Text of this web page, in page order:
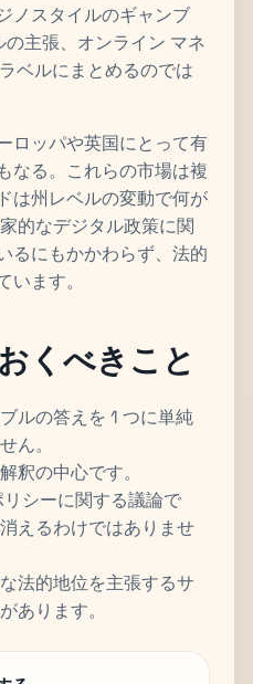
ノスタイルのギャンブ
主張、オンライン マネ
ベルにまとめるのでは
ロッパや英国にとって有
なる。これらの市場は複
は州レベルの変動で何が
的なデジタル政策に関
るにもかかわらず、法的
ます。
くべきこと
ルの答えを 1 つに単純
ん。
釈の中心です。
シーに関する議論で
えるわけではありませ
法的地位を主張するサ
あります。